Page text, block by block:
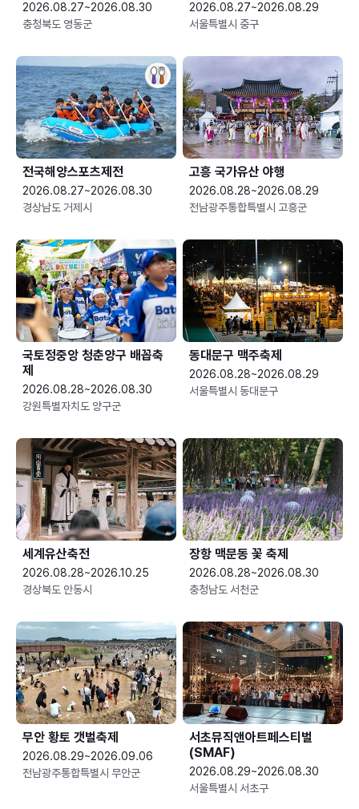
2026.08.27~2026.08.30
충청북도 영동군
2026.08.27~2026.08.29
서울특별시 중구
전국해양스포츠제전
2026.08.27~2026.08.30
경상남도 거제시
고흥 국가유산 야행
2026.08.28~2026.08.29
전남광주통합특별시 고흥군
국토정중앙 청춘양구 배꼽축
제
2026.08.28~2026.08.30
강원특별자치도 양구군
동대문구 맥주축제
2026.08.28~2026.08.29
서울특별시 동대문구
세계유산축전
2026.08.28~2026.10.25
경상북도 안동시
장항 맥문동 꽃 축제
2026.08.28~2026.08.30
충청남도 서천군
무안 황토 갯벌축제
2026.08.29~2026.09.06
전남광주통합특별시 무안군
서초뮤직앤아트페스티벌
(SMAF)
2026.08.29~2026.08.30
서울특별시 서초구